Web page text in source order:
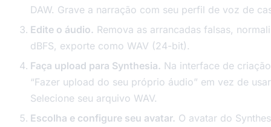
DAW. Grave a narração com seu perfil de voz de
Edite o áudio. Remova as arrancadas falsas,
dBFS, exporte como WAV (24-bit).
Faça upload para Synthesia. Na interface de
“Fazer upload do seu próprio áudio” em vez de
Selecione seu arquivo WAV.
Escolha e configure seu avatar. O avatar do